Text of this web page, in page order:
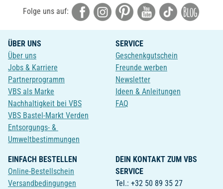
Folge uns auf:
ÜBER UNS
Über uns
Jobs & Karriere
Partnerprogramm
VBS als Marke
Nachhaltigkeit bei VBS
VBS Bastel-Markt Verden
Entsorgungs- &
Umweltbestimmungen
SERVICE
Geschenkgutschein
Freunde werben
Newsletter
Ideen & Anleitungen
FAQ
EINFACH BESTELLEN
Online-Bestellschein
Versandbedingungen
DEIN KONTAKT ZUM VBS
SERVICE
Tel.: +32 50 89 35 27